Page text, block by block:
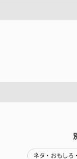
ネタ・おもしろ